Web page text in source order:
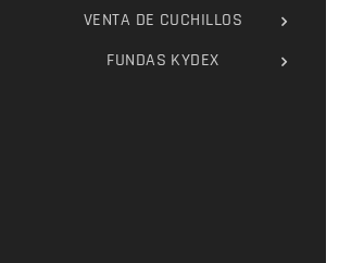
VENTA DE CUCHILLOS
FUNDAS KYDEX